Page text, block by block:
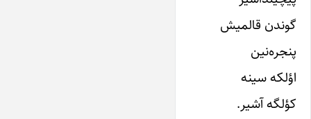
گوندن قالمیش
پنجره‌نین
اؤلکه سینه
کؤلگه آشیر.